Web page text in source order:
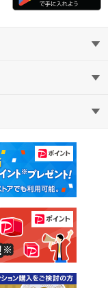
ション
建て
住まいの先生